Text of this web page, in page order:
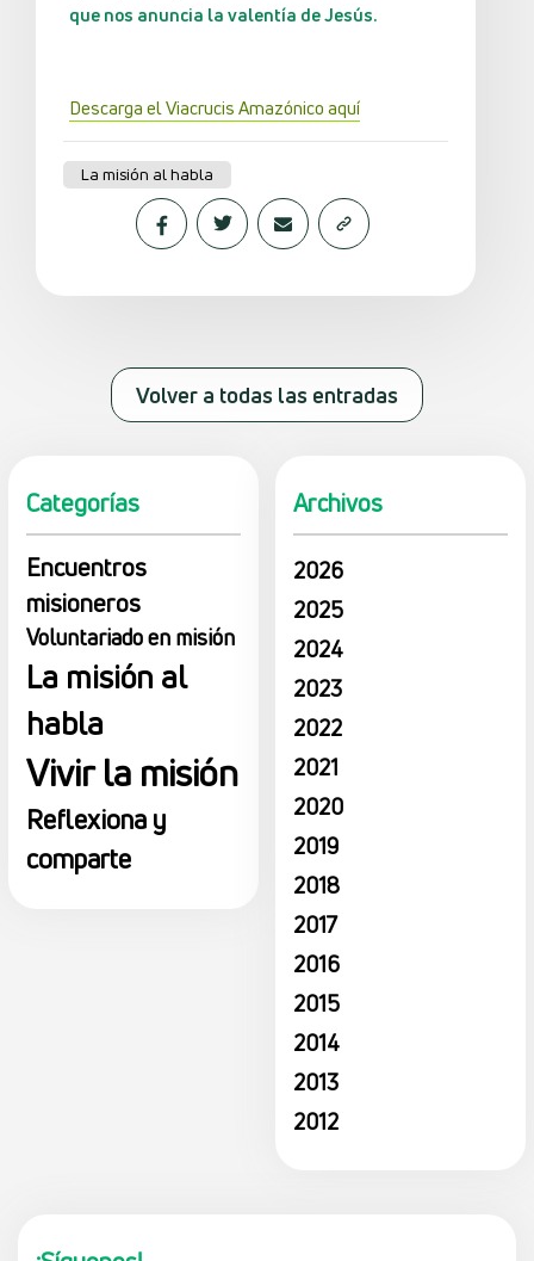
que nos anuncia la valentía de Jesús.
Descarga el Viacrucis Amazónico aquí
La misión al habla
Volver a todas las entradas
Categorías
Encuentros
misioneros
Voluntariado en misión
La misión al
habla
Vivir la misión
Reflexiona y
comparte
Archivos
2026
2025
2024
2023
2022
2021
2020
2019
2018
2017
2016
2015
2014
2013
2012